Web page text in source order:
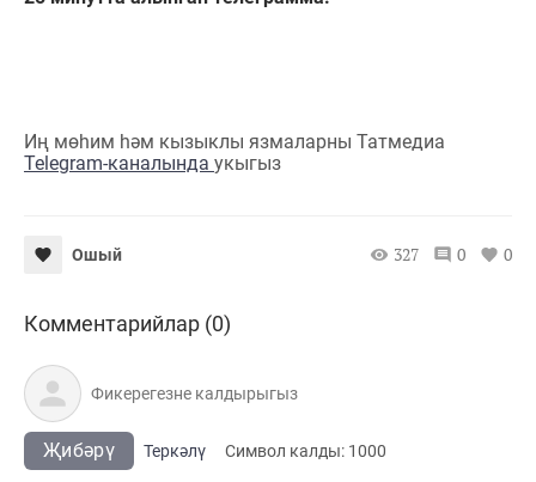
Иң мөһим һәм кызыклы язмаларны Татмедиа
Telegram-каналында укыгыз
Ошый 327 0 0
Комментарийлар (0)
Җибәрү Теркәлү Cимвол калды: 1000